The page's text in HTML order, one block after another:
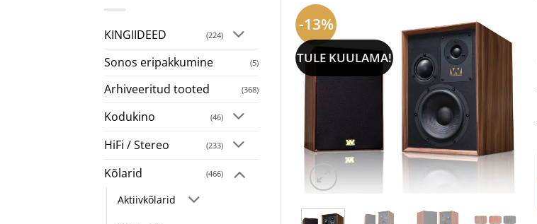
KINGIIDEED (224)
Sonos eripakkumine (5)
Arhiveeritud tooted (368)
Kodukino (46)
HiFi / Stereo (233)
Kõlarid (466)
Aktiivkõlarid
-13%
TULE KUULAMA!